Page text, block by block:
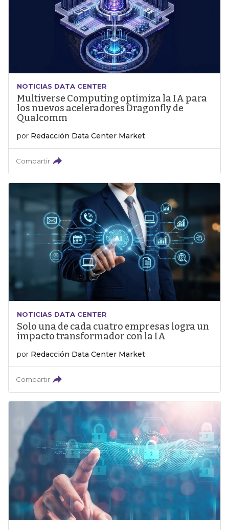
NOTICIAS DATA CENTER
Multiverse Computing optimiza la IA para
los nuevos aceleradores Dragonfly de
Qualcomm
por Redacción Data Center Market
Compartir
NOTICIAS DATA CENTER
Solo una de cada cuatro empresas logra un
impacto transformador con la IA
por Redacción Data Center Market
Compartir